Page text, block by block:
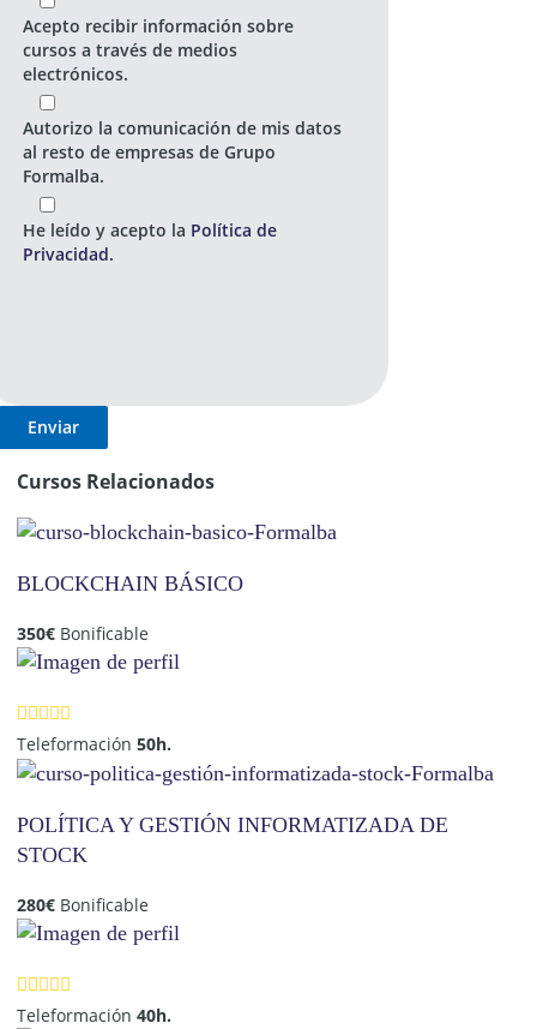
Acepto recibir información sobre
cursos a través de medios
electrónicos.
Autorizo la comunicación de mis datos
al resto de empresas de Grupo
Formalba.
He leído y acepto la Política de
Privacidad.
Cursos Relacionados
BLOCKCHAIN BÁSICO
350€ Bonificable
Teleformación50h.
POLÍTICA Y GESTIÓN INFORMATIZADA DE
STOCK
280€ Bonificable
Teleformación40h.